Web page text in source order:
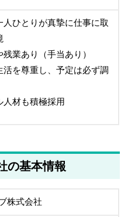
人ひとりが真摯に仕事に取
業あり（手当あり）
活を尊重し、予定は必ず調
人材も積極採用
の基本情報
株式会社